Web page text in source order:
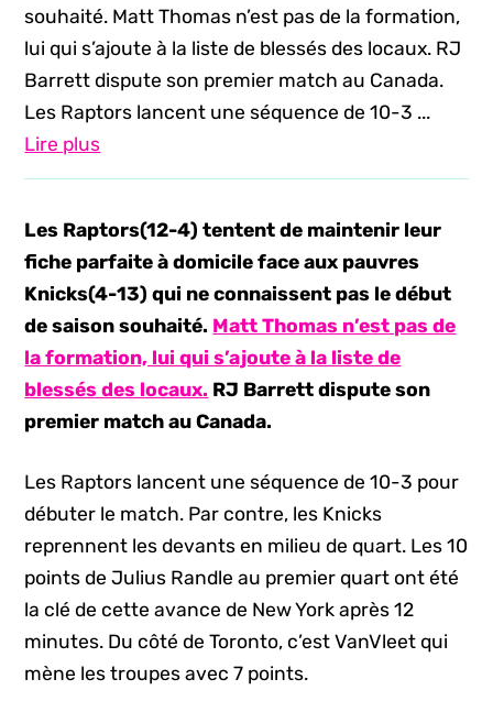
souhaité. Matt Thomas n’est pas de la formation,
lui qui s’ajoute à la liste de blessés des locaux. RJ
Barrett dispute son premier match au Canada.
Les Raptors lancent une séquence de 10-3 ...
Lire plus
Les Raptors(12-4) tentent de maintenir leur
fiche parfaite à domicile face aux pauvres
Knicks(4-13) qui ne connaissent pas le début
de saison souhaité. Matt Thomas n’est pas de
la formation, lui qui s’ajoute à la liste de
blessés des locaux. RJ Barrett dispute son
premier match au Canada.
Les Raptors lancent une séquence de 10-3 pour
débuter le match. Par contre, les Knicks
reprennent les devants en milieu de quart. Les 10
points de Julius Randle au premier quart ont été
la clé de cette avance de New York après 12
minutes. Du côté de Toronto, c’est VanVleet qui
mène les troupes avec 7 points.